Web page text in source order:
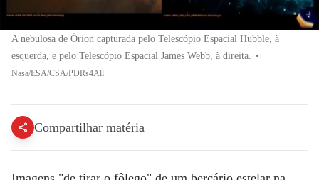
A nebulosa de Órion capturada pelo Telescópio Espacial Hubble, à
esquerda, e pelo Telescópio Espacial James Webb, à direita. •
Nasa/ESA/CSA/PDRs4All
Compartilhar matéria